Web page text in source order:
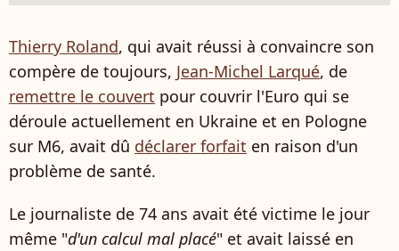
Thierry Roland, qui avait réussi à convaincre son
compère de toujours, Jean-Michel Larqué, de
remettre le couvert pour couvrir l'Euro qui se
déroule actuellement en Ukraine et en Pologne
sur M6, avait dû déclarer forfait en raison d'un
problème de santé.
Le journaliste de 74 ans avait été victime le jour
même "d'un calcul mal placé" et avait laissé en